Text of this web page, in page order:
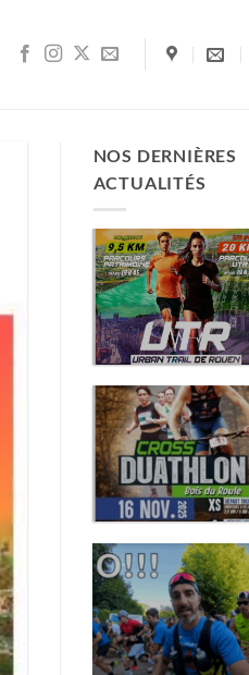
NOS DERNIÈRES
ACTUALITÉS
URBAN TRAIL
DE ROUEN
(3E ÉDITION)
REPORTÉ
CROSS
DUATHLON
2025
REPORTAGE
« INSIDE »
PAR « RUN